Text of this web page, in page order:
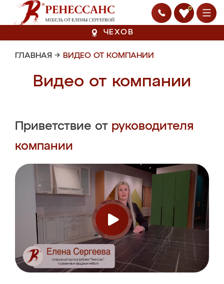
0
ЧЕХОВ
ГЛАВНАЯ → ВИДЕО ОТ КОМПАНИИ
Видео от компании
Приветствие от руководителя
компании